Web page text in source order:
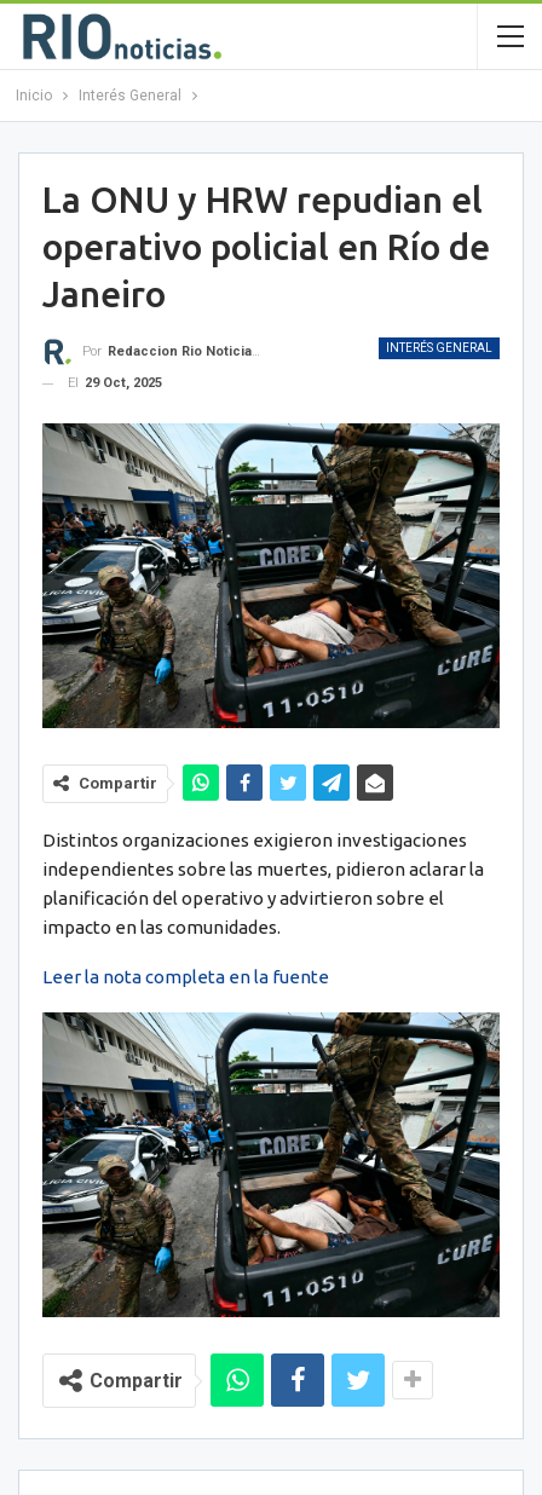
Inicio Interés General
La ONU y HRW repudian el
operativo policial en Río de
Janeiro
INTERÉS GENERAL
Por Redaccion Rio Noticias OK
El
29 Oct, 2025
Compartir
Distintos organizaciones exigieron investigaciones
independientes sobre las muertes, pidieron aclarar la
planificación del operativo y advirtieron sobre el
impacto en las comunidades.
Leer la nota completa en la fuente
Compartir